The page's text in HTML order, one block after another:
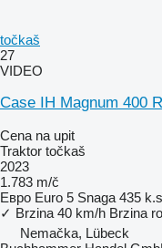
točkaš
27
VIDEO
Case IH Magnum 400
Cena na upit
Traktor točkaš
2023
1.783 m/č
Евро Euro 5 Snaga 435
✓ Brzina 40 km/h Brzina
Nemačka, Lübeck